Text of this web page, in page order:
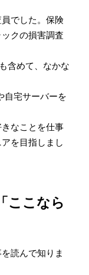
でした。保険
クの損害調査
含めて、なかな
自宅サーバーを
なことを仕事
を目指しまし
ここなら
読んで知りま